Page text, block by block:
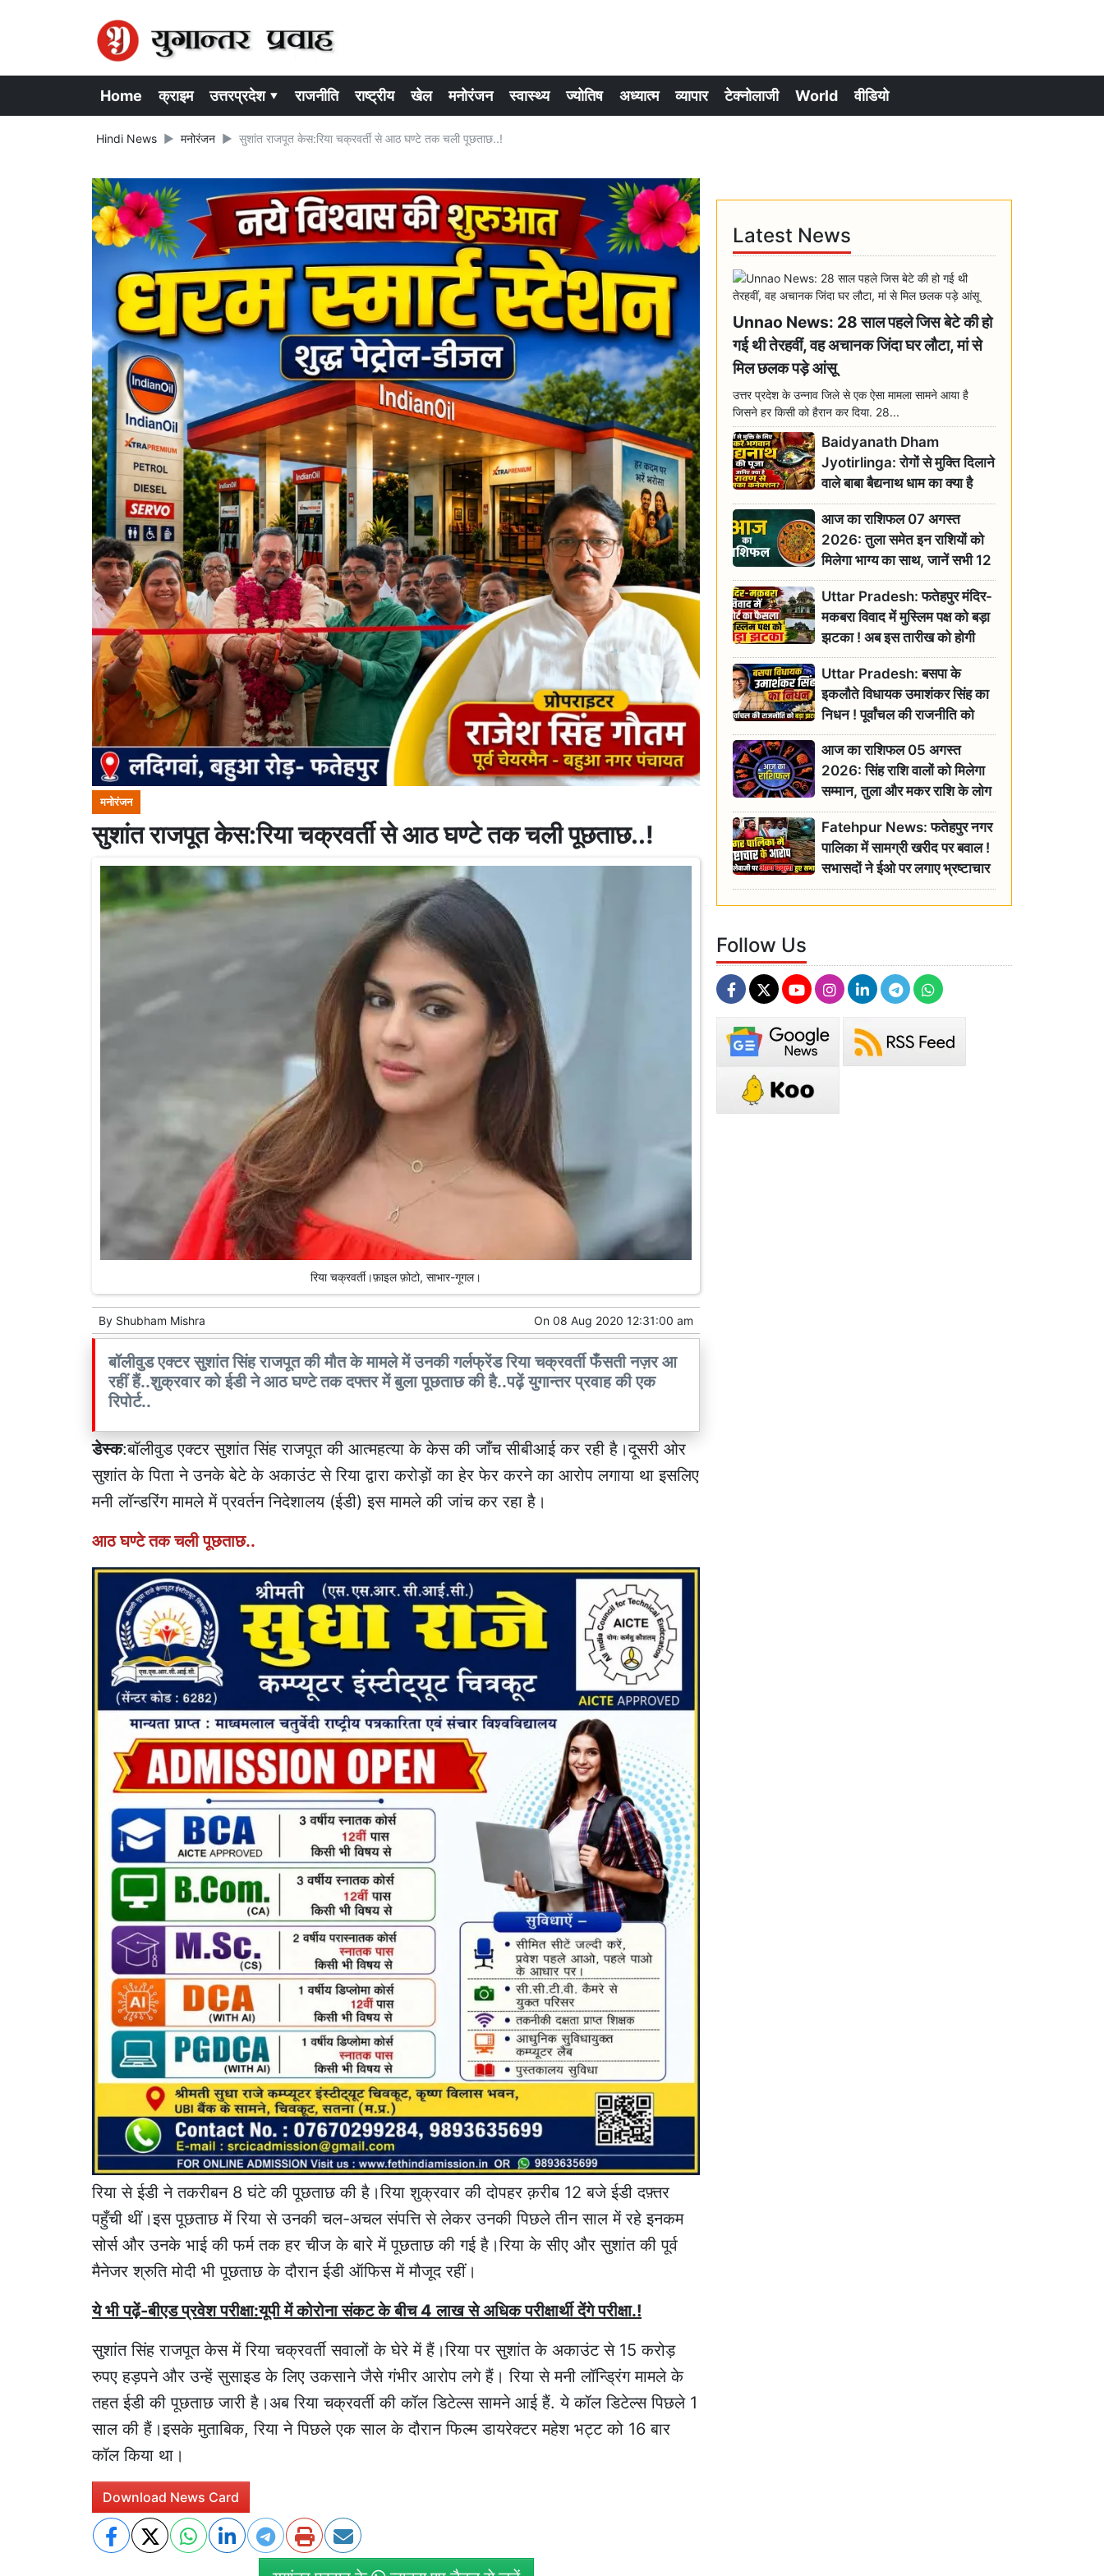
Home क्राइम उत्तरप्रदेश ▾ राजनीति राष्ट्रीय खेल मनोरंजन स्वास्थ्य ज्योतिष अध्यात्म व्यापार टेक्नोलाजी World वीडियो
Hindi News मनोरंजन सुशांत राजपूत केस:रिया चक्रवर्ती से आठ घण्टे तक चली पूछताछ..!
मनोरंजन
सुशांत राजपूत केस:रिया चक्रवर्ती से आठ घण्टे तक चली पूछताछ..!
रिया चक्रवर्ती।फ़ाइल फ़ोटो, साभार-गूगल।
By Shubham Mishra On 08 Aug 2020 12:31:00 am
बॉलीवुड एक्टर सुशांत सिंह राजपूत की मौत के मामले में उनकी गर्लफ्रेंड रिया चक्रवर्ती फँसती नज़र आ
रहीं हैं..शुक्रवार को ईडी ने आठ घण्टे तक दफ्तर में बुला पूछताछ की है..पढ़ें युगान्तर प्रवाह की एक
रिपोर्ट..
डेस्क:बॉलीवुड एक्टर सुशांत सिंह राजपूत की आत्महत्या के केस की जाँच सीबीआई कर रही है।दूसरी ओर
सुशांत के पिता ने उनके बेटे के अकाउंट से रिया द्वारा करोड़ों का हेर फेर करने का आरोप लगाया था इसलिए
मनी लॉन्डरिंग मामले में प्रवर्तन निदेशालय (ईडी) इस मामले की जांच कर रहा है।
आठ घण्टे तक चली पूछताछ..
रिया से ईडी ने तकरीबन 8 घंटे की पूछताछ की है।रिया शुक्रवार की दोपहर क़रीब 12 बजे ईडी दफ़्तर
पहुँची थीं।इस पूछताछ में रिया से उनकी चल-अचल संपत्ति से लेकर उनकी पिछले तीन साल में रहे इनकम
सोर्स और उनके भाई की फर्म तक हर चीज के बारे में पूछताछ की गई है।रिया के सीए और सुशांत की पूर्व
मैनेजर श्रुति मोदी भी पूछताछ के दौरान ईडी ऑफिस में मौजूद रहीं।
ये भी पढ़ें-बीएड प्रवेश परीक्षा:यूपी में कोरोना संकट के बीच 4 लाख से अधिक परीक्षार्थी देंगे परीक्षा.!
सुशांत सिंह राजपूत केस में रिया चक्रवर्ती सवालों के घेरे में हैं।रिया पर सुशांत के अकाउंट से 15 करोड़
रुपए हड़पने और उन्हें सुसाइड के लिए उकसाने जैसे गंभीर आरोप लगे हैं। रिया से मनी लॉन्ड्रिंग मामले के
तहत ईडी की पूछताछ जारी है।अब रिया चक्रवर्ती की कॉल डिटेल्स सामने आई हैं. ये कॉल डिटेल्स पिछले 1
साल की हैं।इसके मुताबिक, रिया ने पिछले एक साल के दौरान फिल्म डायरेक्टर महेश भट्ट को 16 बार
कॉल किया था।
Download News Card
Latest News
Unnao News: 28 साल पहले जिस बेटे की हो
गई थी तेरहवीं, वह अचानक जिंदा घर लौटा, मां से
मिल छलक पड़े आंसू
उत्तर प्रदेश के उन्नाव जिले से एक ऐसा मामला सामने आया है
जिसने हर किसी को हैरान कर दिया. 28...
Baidyanath Dham
Jyotirlinga: रोगों से मुक्ति दिलाने
वाले बाबा बैद्यनाथ धाम का क्या है
रावण से संबंध? जानिए ज्योतिर्लिंग की
महिमा
आज का राशिफल 07 अगस्त
2026: तुला समेत इन राशियों को
मिलेगा भाग्य का साथ, जानें सभी 12
राशियों का दैनिक भाग्यफल
Uttar Pradesh: फतेहपुर मंदिर-
मकबरा विवाद में मुस्लिम पक्ष को बड़ा
झटका ! अब इस तारीख को होगी
सुनवाई
Uttar Pradesh: बसपा के
इकलौते विधायक उमाशंकर सिंह का
निधन ! पूर्वांचल की राजनीति को
बड़ा झटका, योगी ने जताया दुःख
आज का राशिफल 05 अगस्त
2026: सिंह राशि वालों को मिलेगा
सम्मान, तुला और मकर राशि के लोग
रहें सतर्क
Fatehpur News: फतेहपुर नगर
पालिका में सामग्री खरीद पर बवाल !
सभासदों ने ईओ पर लगाए भ्रष्टाचार
के गंभीर आरोप
Follow Us